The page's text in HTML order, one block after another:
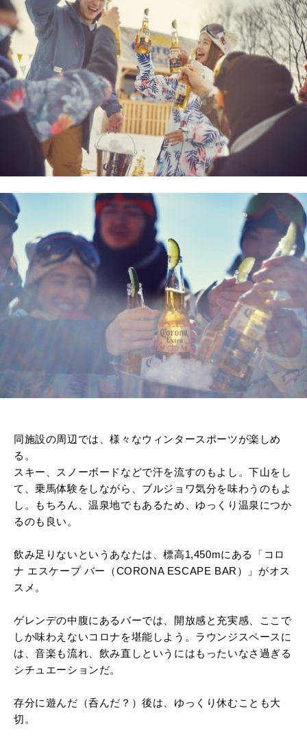
同施設の周辺では、様々なウィンタースポーツが楽しめ
る。
スキー、スノーボードなどで汗を流すのもよし。下山をし
て、乗馬体験をしながら、ブルジョワ気分を味わうのもよ
し。もちろん、温泉地でもあるため、ゆっくり温泉につか
るのも良い。
飲み足りないというあなたは、標高1,450mにある「コロ
ナ エスケープ バー（CORONA ESCAPE BAR）」がオス
スメ。
ゲレンデの中腹にあるバーでは、開放感と充実感、ここで
しか味わえないコロナを堪能しよう。ラウンジスペースに
は、音楽も流れ、飲み直しというにはもったいなさ過ぎる
シチュエーションだ。
存分に遊んだ（呑んだ？）後は、ゆっくり休むことも大
切。